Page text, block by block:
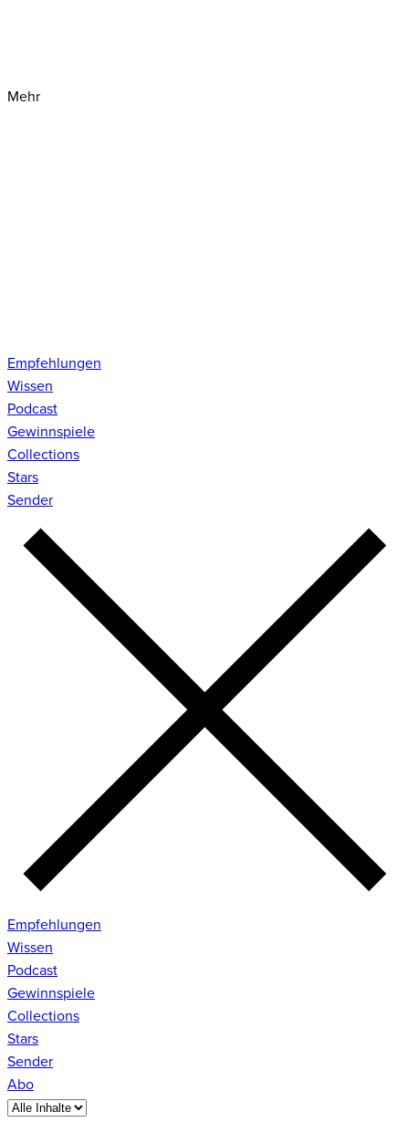
Mehr
Empfehlungen
Wissen
Podcast
Gewinnspiele
Collections
Stars
Sender
Empfehlungen
Wissen
Podcast
Gewinnspiele
Collections
Stars
Sender
Abo